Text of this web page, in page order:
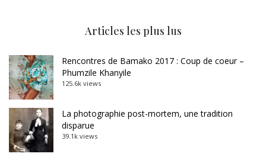
Articles les plus lus
Rencontres de Bamako 2017 : Coup de coeur –
Phumzile Khanyile
125.6k views
La photographie post-mortem, une tradition
disparue
39.1k views